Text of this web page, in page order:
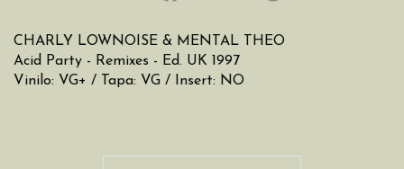
CHARLY LOWNOISE & MENTAL THEO
Acid Party - Remixes - Ed. UK 1997
Vinilo: VG+ / Tapa: VG / Insert: NO